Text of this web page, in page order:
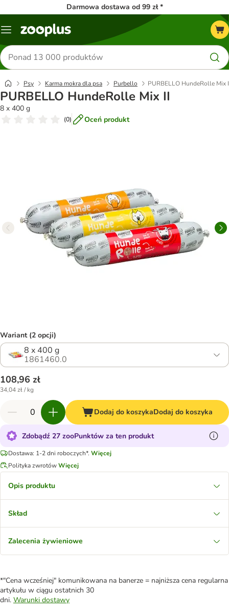
Darmowa dostawa od 99 zł *
Menu
Szukaj
produktów
Psy Karma mokra dla psa Purbello PURBELLO HundeRolle Mix
PURBELLO HundeRolle Mix II
8 x 400 g
(0) Oceń produkt
Wariant (2 opcji)
8 x 400 g
1861460.0
108,96 zł
34,04 zł / kg
Dodaj do koszykaDodaj do koszyka
Zdobądź 27 zooPunktów za ten produkt
Dostawa: 1-2 dni roboczych*. Więcej
Polityka zwrotówWięcej
Opis produktu
Skład
Zalecenia żywieniowe
*"Cena wcześniej" komunikowana na banerze = najniższa cena regularna
artykułu w ciągu ostatnich 30
dni. Warunki dostawy